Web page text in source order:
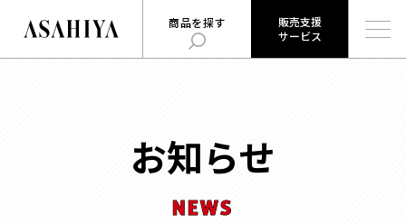
商品を探す
販売支援
サービス
ハコまじめさんに相談だ！
Q&A
販売支援サービスとは
お知らせ
NEWS